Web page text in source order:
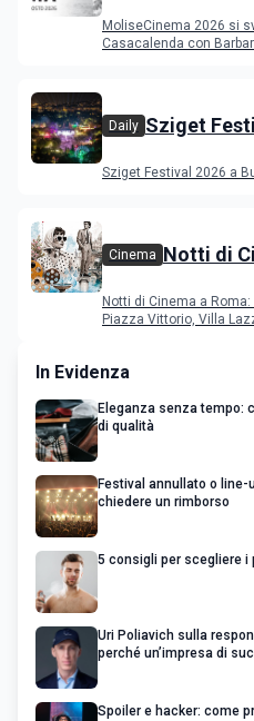
MoliseCinema 2026 si
Casacalenda con
Daily Sziget
Sziget Festival 2026 a
Cinema Notti di
Notti di Cinema a
Piazza Vittorio, Villa
In Evidenza
Eleganza senza tempo:
di qualità
Festival annullato o
chiedere un rimborso
5 consigli per scegliere i
Uri Poliavich sulla
perché un’impresa di
Spoiler e hacker: come